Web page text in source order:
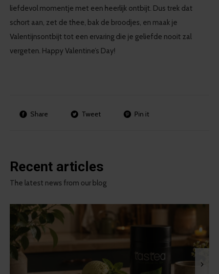
liefdevol momentje met een heerlijk ontbijt. Dus trek dat
schort aan, zet de thee, bak de broodjes, en maak je
Valentijnsontbijt tot een ervaring die je geliefde nooit zal
vergeten. Happy Valentine’s Day!
Share Tweet Pin it
Recent articles
The latest news from our blog